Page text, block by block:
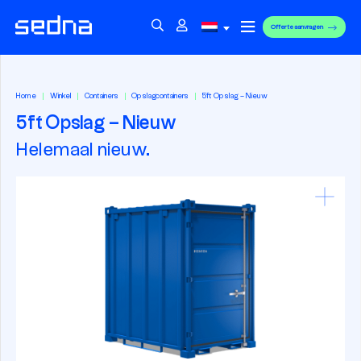
Offerte aanvragen
Home Winkel Containers Opslagcontainers 5ft Opslag – Nieuw
5ft Opslag – Nieuw
Helemaal nieuw.